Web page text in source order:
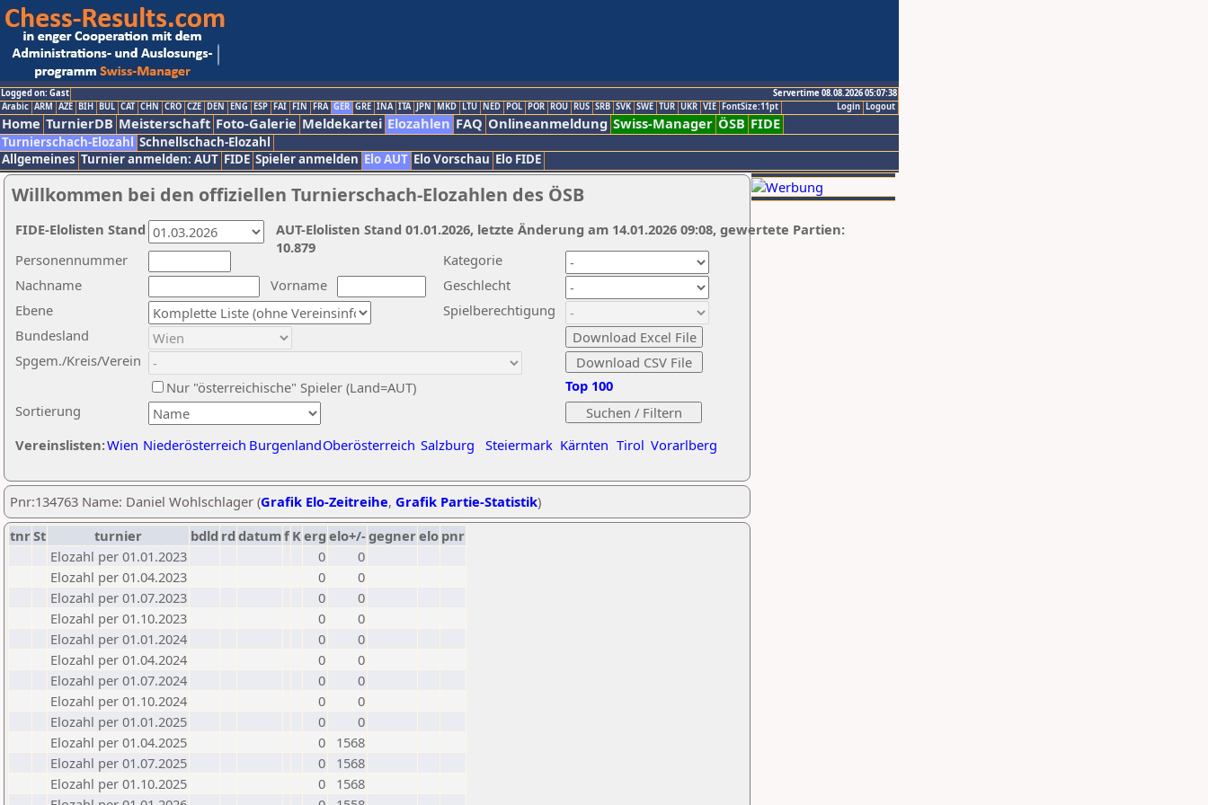
Logged on: Gast
Servertime 08.08.2026 05:07:38
Logout
Login
Arabic ARM AZE BIH BUL CAT CHN CRO CZE DEN ENG ESP FAI FIN FRA GER GRE INA ITA JPN MKD LTU NED POL POR ROU RUS SRB SVK SWE TUR UKR VIE FontSize:11pt
Home TurnierDB Meisterschaft Foto-Galerie Meldekartei Elozahlen FAQ Onlineanmeldung Swiss-Manager ÖSB FIDE
Turnierschach-Elozahl Schnellschach-Elozahl
Allgemeines Turnier anmelden: AUT FIDE Spieler anmelden Elo AUT Elo Vorschau Elo FIDE
Willkommen bei den offiziellen Turnierschach-Elozahlen des ÖSB
Nachname
Vorname
Ebene
Kategorie
Sortierung
Personennummer
Bundesland
Spgem./Kreis/Verein
Geschlecht
Nur "österreichische" Spieler (Land=AUT)
Spielberechtigung
Vereinslisten:Wien Niederösterreich BurgenlandOberösterreich Salzburg Steiermark Kärnten Tirol Vorarlberg
Top 100
AUT-Elolisten Stand 01.01.2026, letzte Änderung am 14.01.2026 09:08, gewertete Partien:
10.879
FIDE-Elolisten Stand
Pnr:134763 Name: Daniel Wohlschlager (Grafik Elo-Zeitreihe, Grafik Partie-Statistik)
tnrSt turnier bdld rd datumf Kerg elo+/-gegnerelo pnr
Elozahl per 01.01.2023
0
0
Elozahl per 01.04.2023
0
0
Elozahl per 01.07.2023
0
0
Elozahl per 01.10.2023
0
0
Elozahl per 01.01.2024
0
0
Elozahl per 01.04.2024
0
0
Elozahl per 01.07.2024
0
0
Elozahl per 01.10.2024
0
0
Elozahl per 01.01.2025
0
0
Elozahl per 01.04.2025
0
1568
Elozahl per 01.07.2025
0
1568
Elozahl per 01.10.2025
0
1568